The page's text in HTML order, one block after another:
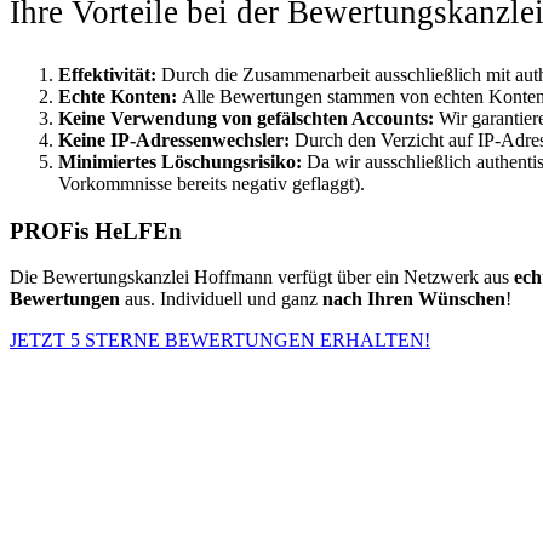
Ihre Vorteile bei der
Effektivität: Durch die Zusammenarbeit ausschließlich mit
Echte Konten: Alle Bewertungen stammen von echten
Keine Verwendung von gefälschten Accounts: Wir
Keine IP-Adressenwechsler: Durch den Verzicht auf IP-
Minimiertes Löschungsrisiko: Da wir ausschließlich
Vorkommnisse bereits negativ geflaggt).
PROFis HeLFEn
Die Bewertungskanzlei Hoffmann verfügt über ein Netzwerk aus
Bewertungen aus. Individuell und ganz nach Ihren Wünschen!
JETZT 5 STERNE BEWERTUNGEN ERHALTEN!